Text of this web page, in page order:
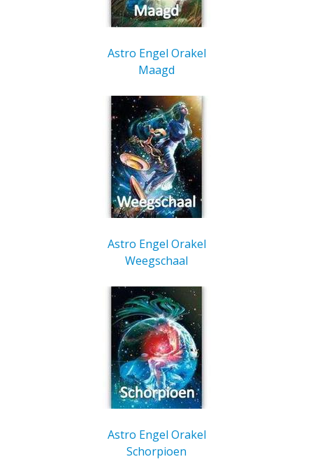
Astro Engel Orakel
Maagd
Astro Engel Orakel
Weegschaal
Astro Engel Orakel
Schorpioen